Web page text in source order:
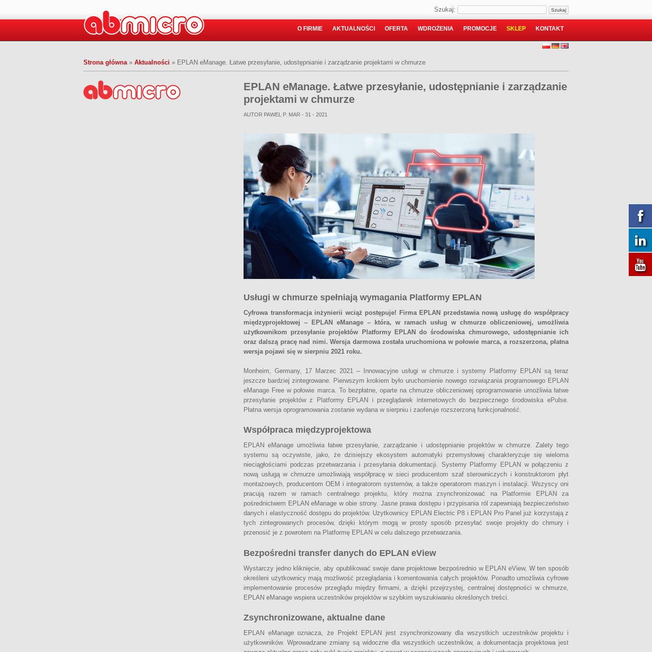
Szukaj:
O FIRMIE AKTUALNOŚCI OFERTA WDROŻENIA PROMOCJE SKLEP KONTAKT
Strona główna» Aktualności » EPLAN eManage. Łatwe przesyłanie, udostępnianie i zarządzanie projektami w chmurze
EPLAN eManage. Łatwe przesyłanie, udostępnianie i zarządzanie
projektami w chmurze
AUTOR PAWEL P. MAR - 31 - 2021
Usługi w chmurze spełniają wymagania Platformy EPLAN
Cyfrowa transformacja inżynierii wciąż postępuje! Firma EPLAN przedstawia nową usługę do współpracy
międzyprojektowej – EPLAN eManage – która, w ramach usług w chmurze obliczeniowej, umożliwia
użytkownikom przesyłanie projektów Platformy EPLAN do środowiska chmurowego, udostępnianie ich
oraz dalszą pracę nad nimi. Wersja darmowa została uruchomiona w połowie marca, a rozszerzona, płatna
wersja pojawi się w sierpniu 2021 roku.
Monheim, Germany, 17 Marzec 2021 – Innowacyjne usługi w chmurze i systemy Platformy EPLAN są teraz
jeszcze bardziej zintegrowane. Pierwszym krokiem było uruchomienie nowego rozwiązania programowego EPLAN
eManage Free w połowie marca. To bezpłatne, oparte na chmurze obliczeniowej oprogramowanie umożliwia łatwe
przesyłanie projektów z Platformy EPLAN i przeglądarek internetowych do bezpiecznego środowiska ePulse.
Płatna wersja oprogramowania zostanie wydana w sierpniu i zaoferuje rozszerzoną funkcjonalność.
Współpraca międzyprojektowa
EPLAN eManage umożliwia łatwe przesyłanie, zarządzanie i udostępnianie projektów w chmurze. Zalety tego
systemu są oczywiste, jako, że dzisiejszy ekosystem automatyki przemysłowej charakteryzuje się wieloma
nieciągłościami podczas przetwarzania i przesyłania dokumentacji. Systemy Platformy EPLAN w połączeniu z
nową usługą w chmurze umożliwiają współpracę w sieci producentom szaf sterowniczych i konstruktorom płyt
montażowych, producentom OEM i integratorom systemów, a także operatorom maszyn i instalacji. Wszyscy oni
pracują razem w ramach centralnego projektu, który można zsynchronizować na Platformie EPLAN za
pośrednictwem EPLAN eManage w obie strony. Jasne prawa dostępu i przypisania ról zapewniają bezpieczeństwo
danych i elastyczność dostępu do projektów. Użytkownicy EPLAN Electric P8 i EPLAN Pro Panel już korzystają z
tych zintegrowanych procesów, dzięki którym mogą w prosty sposób przesyłać swoje projekty do chmury i
przenosić je z powrotem na Platformę EPLAN w celu dalszego przetwarzania.
Bezpośredni transfer danych do EPLAN eView
Wystarczy jedno kliknięcie, aby opublikować swoje dane projektowe bezpośrednio w EPLAN eView, W ten sposób
określeni użytkownicy mają możliwość przeglądania i komentowania całych projektów. Ponadto umożliwia cyfrowe
implementowanie procesów przeglądu między firmami, a dzięki przejrzystej, centralnej dostępności w chmurze,
EPLAN eManage wspiera uczestników projektów w szybkim wyszukiwaniu określonych treści.
Zsynchronizowane, aktualne dane
EPLAN eManage oznacza, że Projekt EPLAN jest zsynchronizowany dla wszystkich uczestników projektu i
użytkowników. Wprowadzane zmiany są widoczne dla wszystkich uczestników, a dokumentacja projektowa jest